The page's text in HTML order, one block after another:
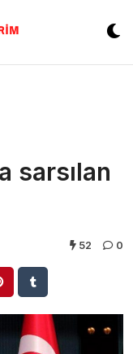
sarsılan
52 0